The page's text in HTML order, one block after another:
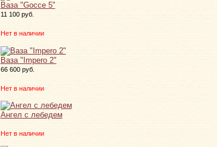
Ваза "Gocce 5"
11 100 руб.
Нет в наличии
Ваза "Impero 2"
66 600 руб.
Нет в наличии
Ангел с лебедем
Нет в наличии